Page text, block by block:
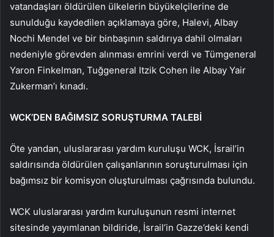
vatandaşları öldürülen ülkelerin büyükelçilerine de
sunulduğu kaydedilen açıklamaya göre, Halevi, Albay
Nochi Mendel ve bir binbaşının saldırıya dahil olmaları
nedeniyle görevden alınması emrini verdi ve Tümgeneral
Yaron Finkelman, Tuğgeneral Itzik Cohen ile Albay Yair
Zukerman’ı kınadı.
WCK’DEN BAĞIMSIZ SORUŞTURMA TALEBİ
Öte yandan, uluslararası yardım kuruluşu WCK, İsrail’in
saldırısında öldürülen çalışanlarının soruşturulması için
bağımsız bir komisyon oluşturulması çağrısında bulundu.
WCK uluslararası yardım kuruluşunun resmi internet
sitesinde yayımlanan bildiride, İsrail’in Gazze’deki kendi